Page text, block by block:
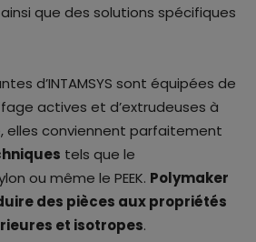
que des solutions spécifiques
d’INTAMSYS sont équipées de
actives et d’extrudeuses à
conviennent parfaitement
tels que le
ou même le PEEK. Polymaker
des pièces aux propriétés
et isotropes.